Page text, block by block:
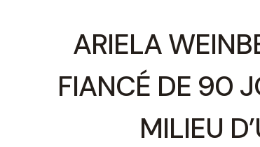
ARIELA
FIANCÉ DE 90
MILIEU